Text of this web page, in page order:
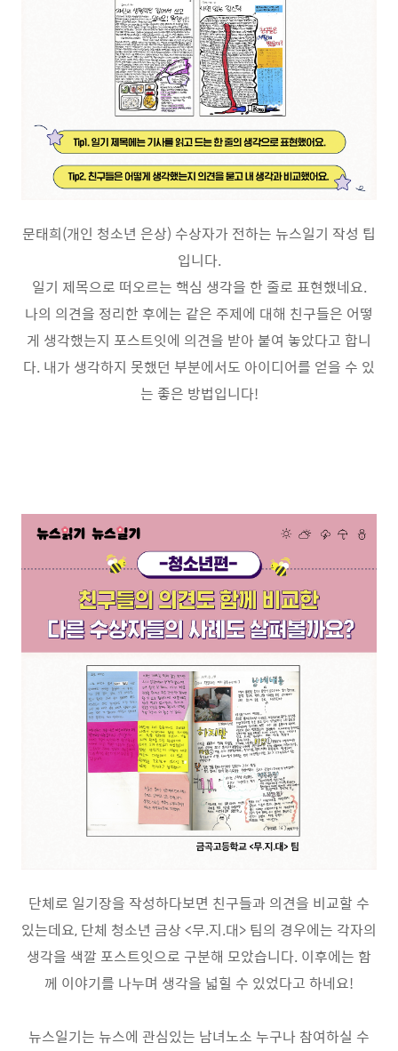
문태희(개인 청소년 은상) 수상자가 전하는 뉴스일기 작성 팁
입니다.
일기 제목으로 떠오르는 핵심 생각을 한 줄로 표현했네요.
나의 의견을 정리한 후에는 같은 주제에 대해 친구들은 어떻
게 생각했는지 포스트잇에 의견을 받아 붙여 놓았다고 합니
다. 내가 생각하지 못했던 부분에서도 아이디어를 얻을 수 있
는 좋은 방법입니다!
단체로 일기장을 작성하다보면 친구들과 의견을 비교할 수
있는데요, 단체 청소년 금상 <무.지.대> 팀의 경우에는 각자의
생각을 색깔 포스트잇으로 구분해 모았습니다. 이후에는 함
께 이야기를 나누며 생각을 넓힐 수 있었다고 하네요!
뉴스일기는 뉴스에 관심있는 남녀노소 누구나 참여하실 수